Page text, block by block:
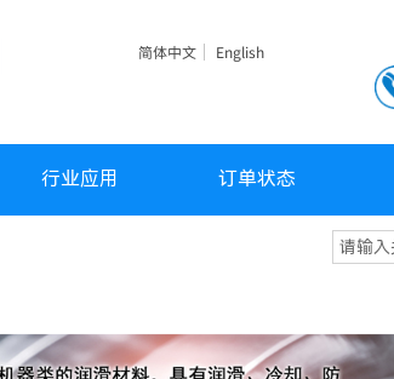
简体中文 English
行业应用 订单状态